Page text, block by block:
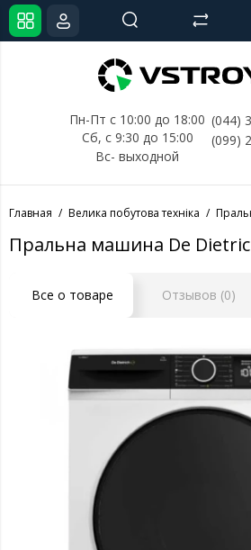
Пн-Пт с 10:00 до 18:00
Сб, с 9:30 до 15:00
Вс- выходной
(044)
(099)
Главная Велика побутова техніка
Пральна машина De
Все о товаре Отзывов (0)